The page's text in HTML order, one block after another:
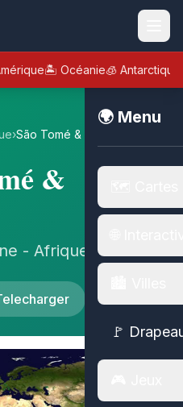
🏝️ Océanie🧊 Antarctique
🌍 Menu
🚩
›São Tomé & Principe
&
- Afrique